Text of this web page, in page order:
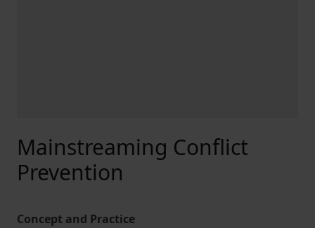
Mainstreaming Conflict
Prevention
Concept and Practice